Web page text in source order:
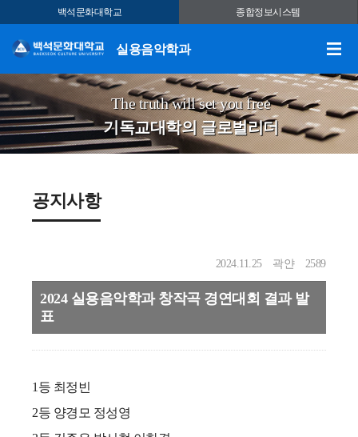
백석문화대학교 종합정보시스템
실용음악학과
The truth will set you free
기독교대학의 글로벌리더
공지사항
2024.11.25 곽얀 2589
2024 실용음악학과 창작곡 경연대회 결과 발
표
1등 최정빈
2등 양경모 정성영